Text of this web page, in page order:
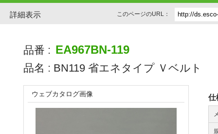
詳細表示 このページのURL：
品番 : EA967BN-119
品名 : BN119 省エネタイプ Ｖベルト
仕
ウェブカタログ画像